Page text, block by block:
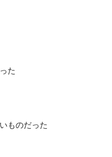
た
ものだった